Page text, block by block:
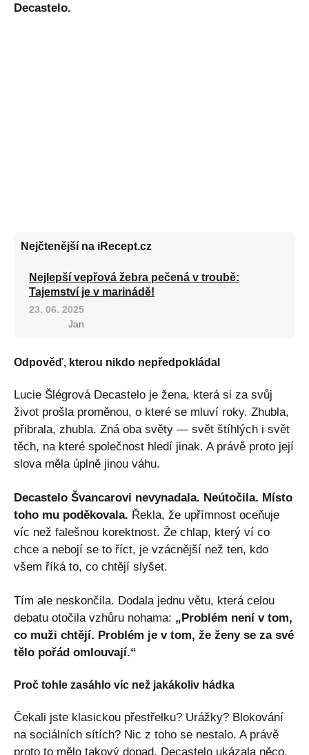
Decastelo.
Nejčtenější na iRecept.cz
Nejlepší vepřová žebra pečená v troubě:
Tajemství je v marinádě!
23. 06. 2025
Jan
Odpověď, kterou nikdo nepředpokládal
Lucie Šlégrová Decastelo je žena, která si za svůj
život prošla proměnou, o které se mluví roky. Zhubla,
přibrala, zhubla. Zná oba světy — svět štíhlých i svět
těch, na které společnost hledí jinak. A právě proto její
slova měla úplně jinou váhu.
Decastelo Švancarovi nevynadala. Neútočila. Místo
toho mu poděkovala. Řekla, že upřímnost oceňuje
víc než falešnou korektnost. Že chlap, který ví co
chce a nebojí se to říct, je vzácnější než ten, kdo
všem říká to, co chtějí slyšet.
Tím ale neskončila. Dodala jednu větu, která celou
debatu otočila vzhůru nohama: „Problém není v tom,
co muži chtějí. Problém je v tom, že ženy se za své
tělo pořád omlouvají.“
Proč tohle zasáhlo víc než jakákoliv hádka
Čekali jste klasickou přestřelku? Urážky? Blokování
na sociálních sítích? Nic z toho se nestalo. A právě
proto to mělo takový dopad. Decastelo ukázala něco,